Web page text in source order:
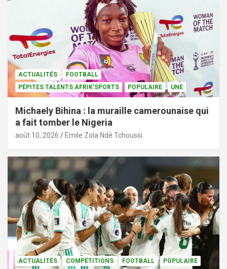
ACTUALITÉS
FOOTBALL
PÉPITES TALENTS AFRIK'SPORTS
POPULAIRE UNE
Michaely Bihina : la muraille camerounaise qui
a fait tomber le Nigeria
août 10, 2026 Emile Zola Ndé Tchoussi
ACTUALITÉS COMPÉTITIONS FOOTBALL
POPULAIRE